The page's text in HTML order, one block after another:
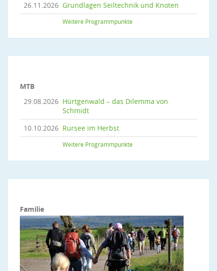
26.11.2026 Grundlagen Seiltechnik und Knoten
Weitere Programmpunkte
MTB
29.08.2026 Hürtgenwald – das Dilemma von
Schmidt
10.10.2026 Rursee im Herbst
Weitere Programmpunkte
Familie